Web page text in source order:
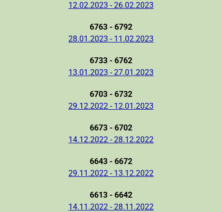
12.02.2023 - 26.02.2023
6763 - 6792
28.01.2023 - 11.02.2023
6733 - 6762
13.01.2023 - 27.01.2023
6703 - 6732
29.12.2022 - 12.01.2023
6673 - 6702
14.12.2022 - 28.12.2022
6643 - 6672
29.11.2022 - 13.12.2022
6613 - 6642
14.11.2022 - 28.11.2022